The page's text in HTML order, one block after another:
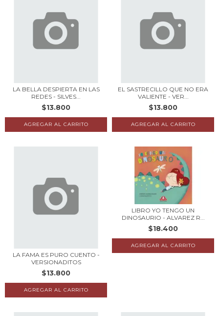
LA BELLA DESPIERTA EN LAS
REDES - SILVES...
$13.800
EL SASTRECILLO QUE NO ERA
VALIENTE - VER...
$13.800
LA FAMA ES PURO CUENTO -
VERSIONADITOS
$13.800
LIBRO YO TENGO UN
DINOSAURIO - ALVAREZ R...
$18.400